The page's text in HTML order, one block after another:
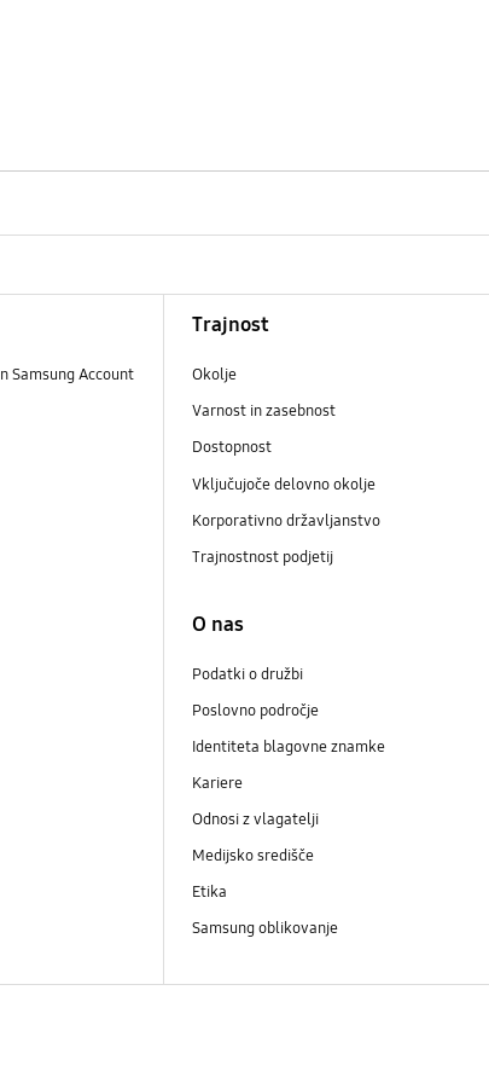
Samsung Account
Trajnost
Okolje
Varnost in zasebnost
Dostopnost
Vključujoče delovno okolje
Korporativno državljanstvo
Trajnostnost podjetij
O nas
Podatki o družbi
Poslovno področje
Identiteta blagovne znamke
Kariere
Odnosi z vlagatelji
Medijsko središče
Etika
Samsung oblikovanje